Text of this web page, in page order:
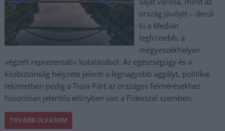
ország jövőjét – derül
ki a Medián
legfrissebb, a
megyeszékhelyen
végzett reprezentatív kutatásából. Az egészségügy és a
közbiztonság helyzete jelenti a legnagyobb aggályt, politikai
tekintetben pedig a Tisza Párt az országos felmérésekhez
hasonlóan jelentős előnyben van a Fidesszel szemben.
TOVÁBB OLVASOM